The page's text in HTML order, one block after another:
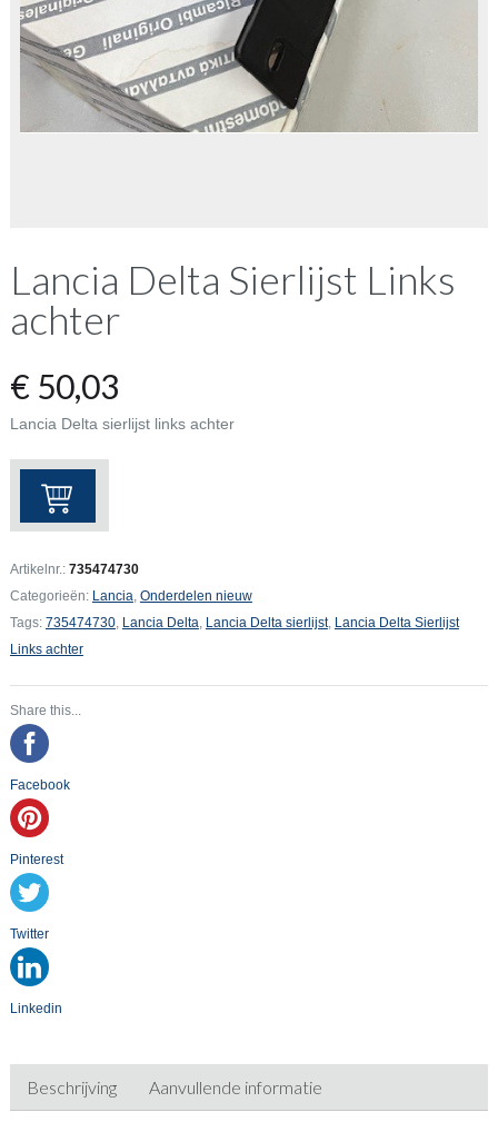
Lancia Delta Sierlijst Links
achter
€50,03
Lancia Delta sierlijst links achter
Lancia
Delta
Sierlijst
Links
achter
aantal
Artikelnr.: 735474730
Categorieën: Lancia, Onderdelen nieuw
Tags: 735474730, Lancia Delta, Lancia Delta sierlijst, Lancia Delta Sierlijst
Links achter
Share this...
Facebook
Pinterest
Twitter
Linkedin
Beschrijving Aanvullende informatie